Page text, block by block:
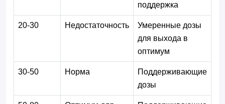
поддержка
20-30 Недостаточность
Умеренные дозы
для выхода в
оптимум
30-50 Норма
Поддерживающие
дозы